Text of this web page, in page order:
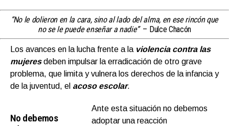
“No le dolieron en la cara, sino al lado del alma, en ese rincón que
no se le puede enseñar a nadie” – Dulce Chacón
Los avances en la lucha frente a la violencia contra las
mujeresdeben impulsar la erradicación de otro grave
problema, que limita y vulnera los derechos de la infancia y
de la juventud, el acoso escolar.
No debemos
Ante esta situación no debemos
adoptar una reacción